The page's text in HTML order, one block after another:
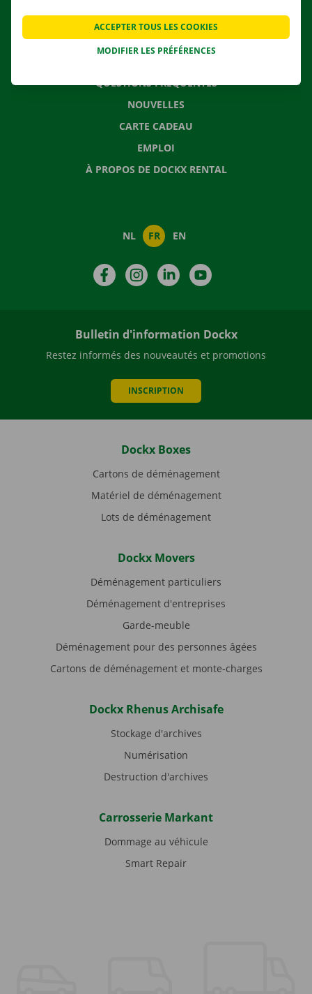
QUESTIONS FRÉQUENTES
NOUVELLES
CARTE CADEAU
EMPLOI
À PROPOS DE DOCKX RENTAL
NL FR EN
FacebookInstagramLinkedIn
Bulletin d'information Dockx
Restez informés des nouveautés et promotions
INSCRIPTION
Dockx Boxes
Cartons de déménagement
Matériel de déménagement
Lots de déménagement
Dockx Movers
Déménagement particuliers
Déménagement d'entreprises
Garde-meuble
Déménagement pour des personnes âgées
Cartons de déménagement et monte-charges
Dockx Rhenus Archisafe
Stockage d'archives
Numérisation
Destruction d'archives
Carrosserie Markant
Dommage au véhicule
Smart Repair
MODIFIER LES PRÉFÉRENCES
ACCEPTER TOUS LES COOKIES